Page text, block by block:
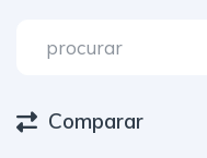
Comparar